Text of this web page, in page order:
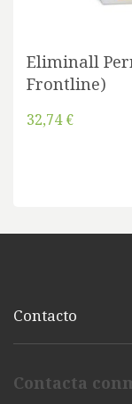
Eliminall
Frontline)
32,74 €
Contacto
Contacta